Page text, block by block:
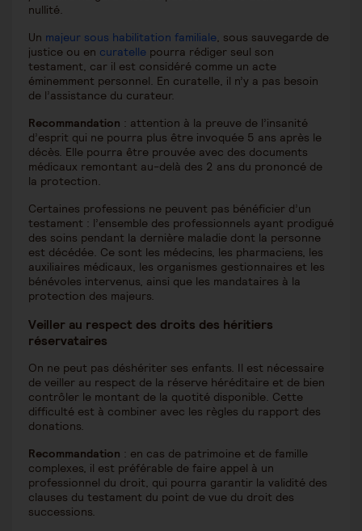
nullité.
Un majeur sous habilitation familiale, sous sauvegarde de
justice ou en curatelle pourra rédiger seul son
testament, car il est considéré comme un acte
éminemment personnel. En curatelle, il n’y a pas besoin
de l’assistance du curateur.
Recommandation : attention à la preuve de l’insanité
d’esprit qui ne pourra plus être invoquée 5 ans après le
décès. Elle pourra être prouvée avec des documents
médicaux remontant au-delà des 2 ans du prononcé de
la protection.
Certaines professions ne peuvent pas bénéficier d’un
testament : l’ensemble des professionnels ayant prodigué
des soins pendant la dernière maladie dont la personne
est décédée. Ce sont les médecins, les pharmaciens, les
auxiliaires médicaux, les organismes gestionnaires et les
bénévoles intervenus, ainsi que les mandataires à la
protection des majeurs.
Veiller au respect des droits des héritiers
réservataires
On ne peut pas déshériter ses enfants. Il est nécessaire
de veiller au respect de la réserve héréditaire et de bien
contrôler le montant de la quotité disponible. Cette
difficulté est à combiner avec les règles du rapport des
donations.
Recommandation : en cas de patrimoine et de famille
complexes, il est préférable de faire appel à un
professionnel du droit, qui pourra garantir la validité des
clauses du testament du point de vue du droit des
successions.